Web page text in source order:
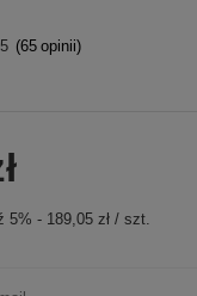
(65 opinii)
5% - 189,05 zł / szt.